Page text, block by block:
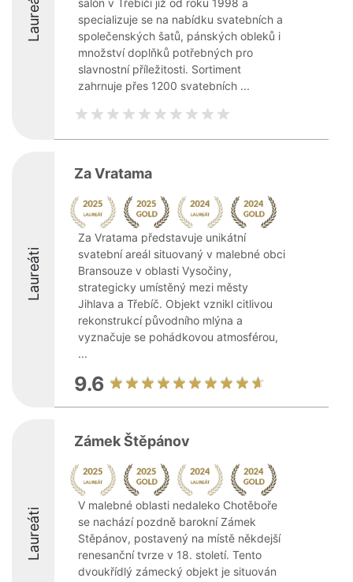
Laureáti
salón v Třebíči již od roku 1998 a
specializuje se na nabídku svatebních a
společenských šatů, pánských obleků i
množství doplňků potřebných pro
slavnostní příležitosti. Sortiment
zahrnuje přes 1200 svatebních ...
Laureáti
Za Vratama
Za Vratama představuje unikátní
svatební areál situovaný v malebné obci
Bransouze v oblasti Vysočiny,
strategicky umístěný mezi městy
Jihlava a Třebíč. Objekt vznikl citlivou
rekonstrukcí původního mlýna a
vyznačuje se pohádkovou atmosférou,
...
9.6
Laureáti
Zámek Štěpánov
V malebné oblasti nedaleko Chotěboře
se nachází pozdně barokní Zámek
Stěpánov, postavený na místě někdejší
renesanční tvrze v 18. století. Tento
dvoukřídlý zámecký objekt je situován